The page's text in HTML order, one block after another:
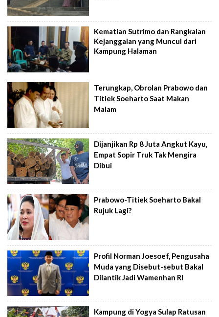
Kematian Sutrimo dan Rangkaian
Kejanggalan yang Muncul dari
Kampung Halaman
Terungkap, Obrolan Prabowo dan
Titiek Soeharto Saat Makan
Malam
Dijanjikan Rp 8 Juta Angkut Kayu,
Empat Sopir Truk Tak Mengira
Dibui
Prabowo-Titiek Soeharto Bakal
Rujuk Lagi?
Profil Norman Joesoef, Pengusaha
Muda yang Disebut-sebut Bakal
Dilantik Jadi Wamenhan RI
Kampung di Yogya Sulap Ratusan